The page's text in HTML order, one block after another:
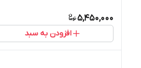
5,450,000
افزودن به سبد